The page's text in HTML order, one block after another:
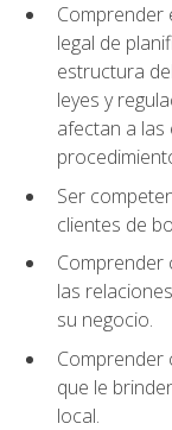
Comprender
legal de
estructura
leyes y
afectan a
Ser
clientes de
Comprender
las
su negocio.
Comprender
que le
local.